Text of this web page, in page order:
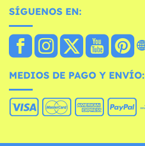
SÍGUENOS EN:
MEDIOS DE PAGO Y ENVÍO: